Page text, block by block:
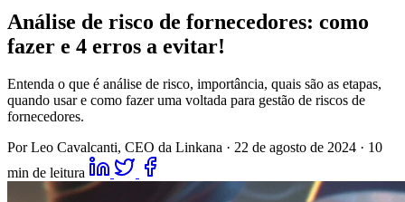
Análise de risco de fornecedores: como
fazer e 4 erros a evitar!
Entenda o que é análise de risco, importância, quais são as etapas,
quando usar e como fazer uma voltada para gestão de riscos de
fornecedores.
Por Leo Cavalcanti, CEO da Linkana · 22 de agosto de 2024 · 10
min de leitura